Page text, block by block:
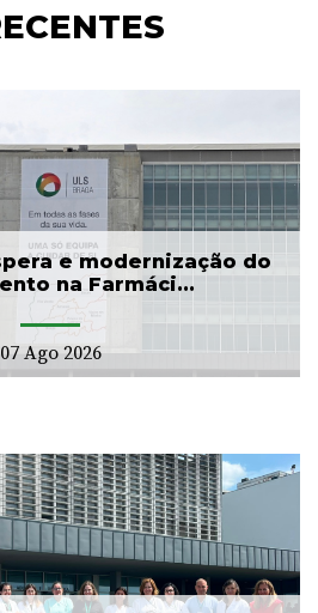
e modernização do
na Farmáci...
07 Ago 2026